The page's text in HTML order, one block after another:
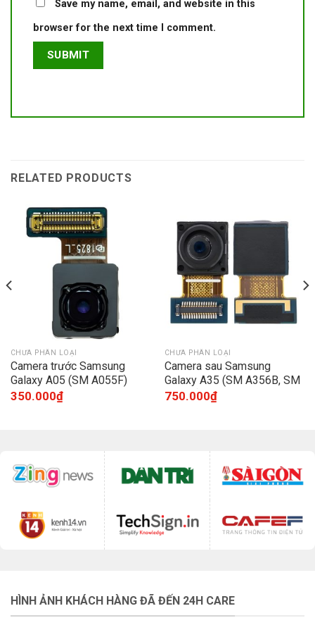
Save my name, email, and website in this
browser for the next time I comment.
RELATED PRODUCTS
CHƯA PHÂN LOẠI
Camera trước Samsung
Galaxy A05 (SM A055F)
350.000₫
CHƯA PHÂN LOẠI
Camera sau Samsung
Galaxy A35 (SM A356B, SM
A356E)
750.000₫
HÌNH ẢNH KHÁCH HÀNG ĐÃ ĐẾN 24H CARE